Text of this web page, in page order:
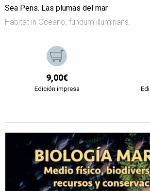
Sea Pens. Las plumas del mar
Habitat in Oceano, fundum illuminans.
9,00€
Edición impresa